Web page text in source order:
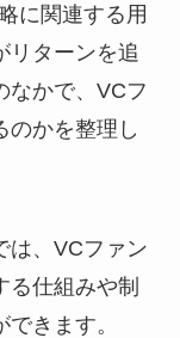
に関連する用
リターンを追
なかで、VCフ
のかを整理し
は、VCファン
る仕組みや制
きます。